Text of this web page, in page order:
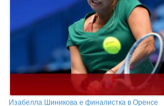
Изабелла Шиникова е финалистка в Оренсе